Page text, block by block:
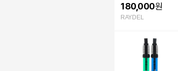
00mg 28정, 3개
180,000원
RAYDEL